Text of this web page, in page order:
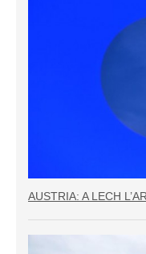
AUSTRIA: A LECH